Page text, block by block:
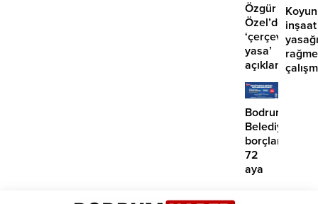
Özgür
Özel’den
‘çerçeve
yasa’
açıklaması:
‘İmza
atma
çabamız
yok’
inşaat
Bodrum
borçlara
72
aya